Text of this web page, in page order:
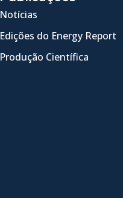
Notícias
Edições do Energy Report
Produção Científica